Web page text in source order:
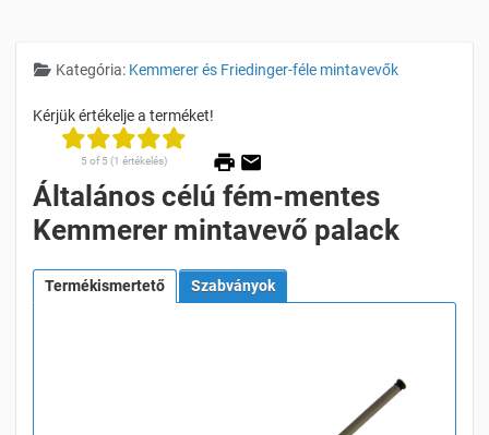
Részletek
Kategória: Kemmerer és Friedinger-féle mintavevők
5 of 5 (1 értékelés)
Általános célú fém-mentes
Kemmerer mintavevő palack
Termékismertető Szabványok